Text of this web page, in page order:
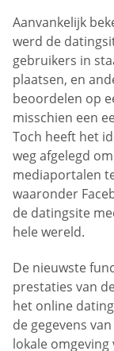
Aanvankelijk
werd de
gebruikers in
plaatsen, en
beoordelen op
misschien een
Toch heeft het
weg afgelegd
mediaportalen
waaronder
de datingsite
hele wereld.
De nieuwste
prestaties van
het online
de gegevens
lokale